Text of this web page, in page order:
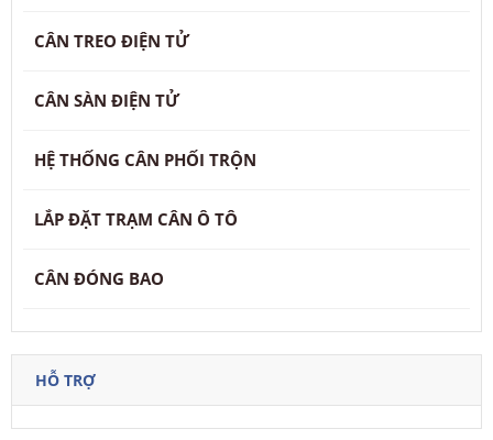
CÂN TREO ĐIỆN TỬ
CÂN SÀN ĐIỆN TỬ
HỆ THỐNG CÂN PHỐI TRỘN
LẮP ĐẶT TRẠM CÂN Ô TÔ
CÂN ĐÓNG BAO
HỖ TRỢ